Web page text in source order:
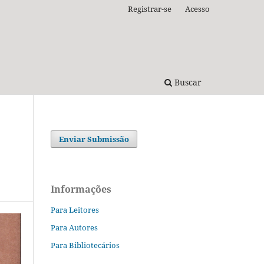
Buscar
Registrar-se Acesso
Enviar Submissão
Informações
Para Leitores
Para Autores
Para Bibliotecários